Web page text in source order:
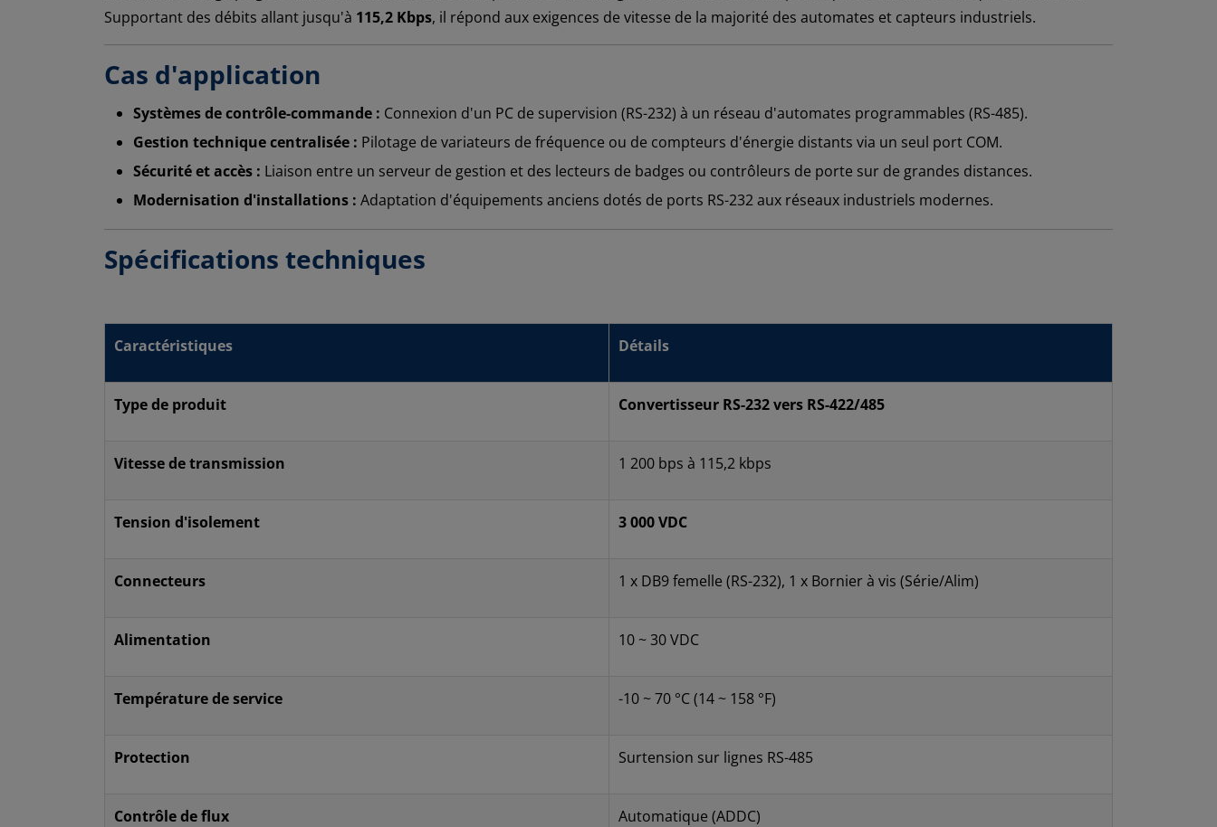
Supportant des débits allant jusqu'à 115,2 Kbps, il répond aux exigences de vitesse de la majorité des automates et capteurs industriels.
Cas d'application
Systèmes de contrôle-commande : Connexion d'un PC de supervision (RS-232) à un réseau d'automates programmables (RS-485).
Gestion technique centralisée : Pilotage de variateurs de fréquence ou de compteurs d'énergie distants via un seul port COM.
Sécurité et accès : Liaison entre un serveur de gestion et des lecteurs de badges ou contrôleurs de porte sur de grandes distances.
Modernisation d'installations : Adaptation d'équipements anciens dotés de ports RS-232 aux réseaux industriels modernes.
Spécifications techniques
Caractéristiques Détails
Type de produit Convertisseur RS-232 vers RS-422/485
Vitesse de transmission 1 200 bps à 115,2 kbps
Tension d'isolement 3 000 VDC
Connecteurs 1 x DB9 femelle (RS-232), 1 x Bornier à vis (Série/Alim)
Alimentation 10 ~ 30 VDC
Température de service -10 ~ 70 °C (14 ~ 158 °F)
Protection Surtension sur lignes RS-485
Contrôle de flux Automatique (ADDC)